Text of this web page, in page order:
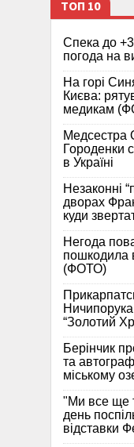
ТОП 10
Спека до
погода на
На горі
Києва:
медикам
Медсестра
Городенки
в Україні
Незаконні
дворах
куди
Негода
пошкодила
(ФОТО)
“Золотий
Берінчик
та
міському
"Ми все ще
день
відставки